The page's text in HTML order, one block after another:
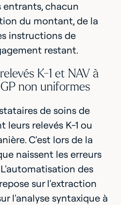
chacun
du montant, de la
instructions de
restant.
K-1 et NAV à
non uniformes
de soins de
leurs relevés K-1 ou
C'est lors de la
naissent les erreurs
des
sur l'extraction
l'analyse syntaxique à